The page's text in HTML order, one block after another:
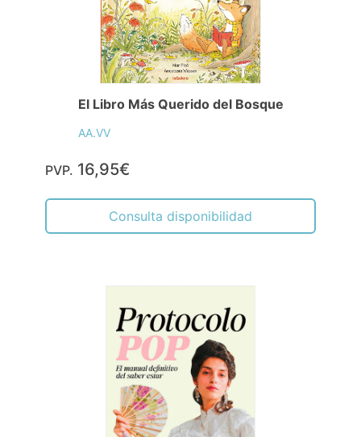
El Libro Más Querido del Bosque
AA.VV
PVP. 16,95€
Consulta disponibilidad